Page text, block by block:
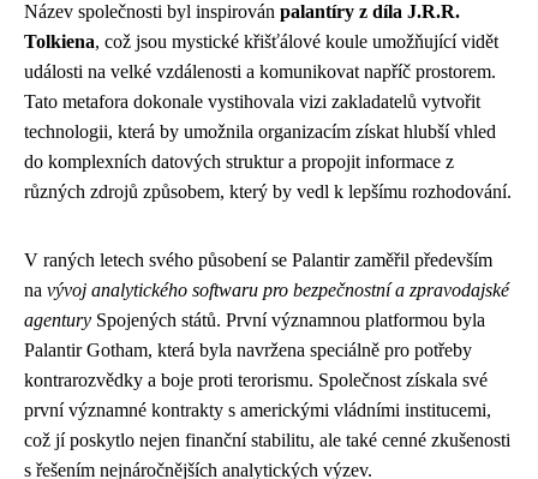
Název společnosti byl inspirován palantíry z díla J.R.R.
Tolkiena, což jsou mystické křišťálové koule umožňující vidět
události na velké vzdálenosti a komunikovat napříč prostorem.
Tato metafora dokonale vystihovala vizi zakladatelů vytvořit
technologii, která by umožnila organizacím získat hlubší vhled
do komplexních datových struktur a propojit informace z
různých zdrojů způsobem, který by vedl k lepšímu rozhodování.
V raných letech svého působení se Palantir zaměřil především
na vývoj analytického softwaru pro bezpečnostní a zpravodajské
agentury Spojených států. První významnou platformou byla
Palantir Gotham, která byla navržena speciálně pro potřeby
kontrarozvědky a boje proti terorismu. Společnost získala své
první významné kontrakty s americkými vládními institucemi,
což jí poskytlo nejen finanční stabilitu, ale také cenné zkušenosti
s řešením nejnáročnějších analytických výzev.